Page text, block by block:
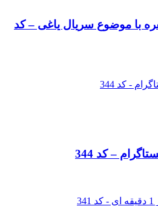
با موضوع سریال یاغی – کد
– کد 344